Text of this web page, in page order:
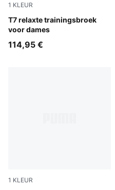
1 KLEUR
T7 relaxte trainingsbroek
voor dames
Puma Black
114,95 €
1 KLEUR